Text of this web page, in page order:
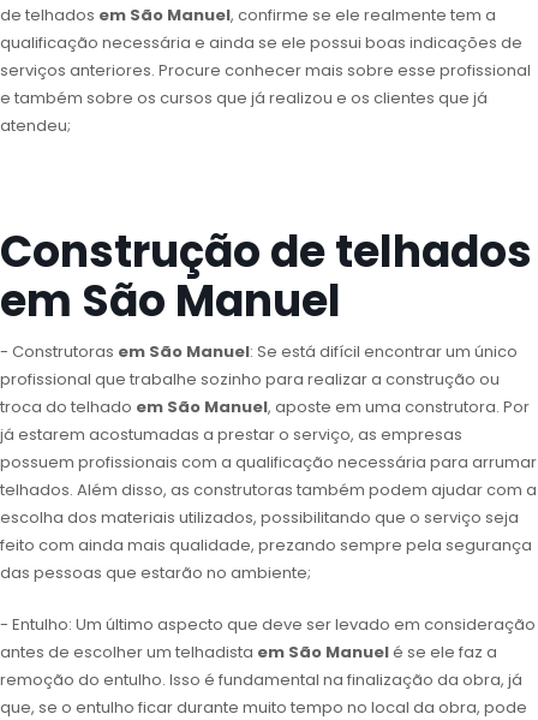
de telhados em São Manuel, confirme se ele realmente tem a
qualificação necessária e ainda se ele possui boas indicações de
serviços anteriores. Procure conhecer mais sobre esse profissional
e também sobre os cursos que já realizou e os clientes que já
atendeu;
Construção de telhados
em São Manuel
- Construtoras em São Manuel: Se está difícil encontrar um único
profissional que trabalhe sozinho para realizar a construção ou
troca do telhado em São Manuel, aposte em uma construtora. Por
já estarem acostumadas a prestar o serviço, as empresas
possuem profissionais com a qualificação necessária para arrumar
telhados. Além disso, as construtoras também podem ajudar com a
escolha dos materiais utilizados, possibilitando que o serviço seja
feito com ainda mais qualidade, prezando sempre pela segurança
das pessoas que estarão no ambiente;
- Entulho: Um último aspecto que deve ser levado em consideração
antes de escolher um telhadista em São Manuelé se ele faz a
remoção do entulho. Isso é fundamental na finalização da obra, já
que, se o entulho ficar durante muito tempo no local da obra, pode